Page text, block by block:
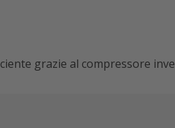
grazie al compressore